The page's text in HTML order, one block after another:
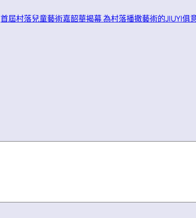
首屆村落兒童藝術嘉韶華揭幕 為村落播撒藝術的JIUYI俱